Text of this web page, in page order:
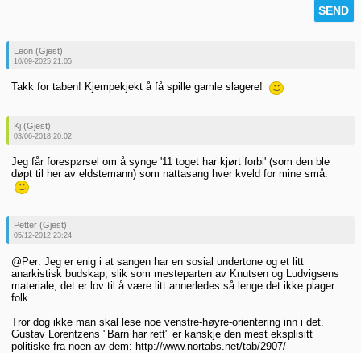
Leon (Gjest)
10/09-2025 21:05
Takk for taben! Kjempekjekt å få spille gamle slagere!
Kj (Gjest)
03/06-2018 20:02
Jeg får forespørsel om å synge '11 toget har kjørt forbi' (som den ble
døpt til her av eldstemann) som nattasang hver kveld for mine små.
Petter (Gjest)
05/12-2012 23:24
@Per: Jeg er enig i at sangen har en sosial undertone og et litt
anarkistisk budskap, slik som mesteparten av Knutsen og Ludvigsens
materiale; det er lov til å være litt annerledes så lenge det ikke plager
folk.
Tror dog ikke man skal lese noe venstre-høyre-orientering inn i det.
Gustav Lorentzens "Barn har rett" er kanskje den mest eksplisitt
politiske fra noen av dem: http://www.nortabs.net/tab/2907/